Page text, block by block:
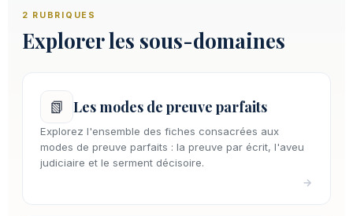
2 RUBRIQUES
Explorer les sous-domaines
📗 Les modes de preuve parfaits
Explorez l'ensemble des fiches consacrées aux
modes de preuve parfaits : la preuve par écrit, l'aveu
judiciaire et le serment décisoire.
→